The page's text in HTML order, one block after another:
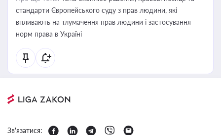
стандарти Європейського суду з прав людини, які
впливають на тлумачення прав людини і застосування
норм права в Україні
Зв'язатися: